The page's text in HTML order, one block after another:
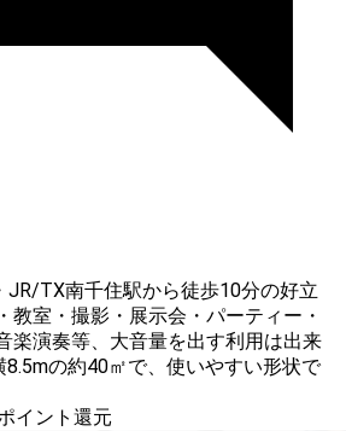
TX南千住駅から徒歩10分の好立
楽演奏等、大音量を出す利用は出来
8.5mの約40㎡で、使いやすい形状で
イント還元